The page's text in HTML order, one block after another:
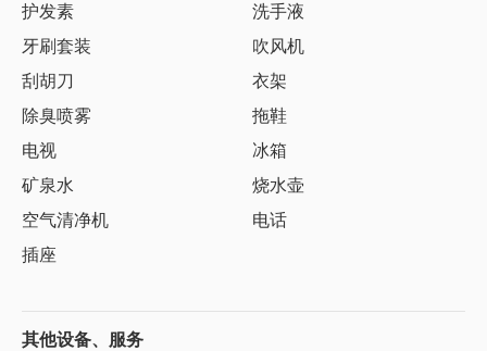
护发素
洗手液
牙刷套装
吹风机
刮胡刀
衣架
除臭喷雾
拖鞋
电视
冰箱
矿泉水
烧水壶
空气清净机
电话
插座
其他设备、服务